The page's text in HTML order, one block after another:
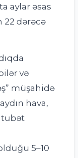
aylar əsas
22 dərəcə
və
müşahidə
hava,
5–10